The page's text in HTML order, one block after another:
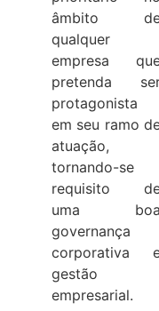
âmbito
qualquer
empresa
pretenda
protagonista
em seu ramo
atuação,
tornando-se
requisito
uma
governança
corporativa
gestão
empresarial.